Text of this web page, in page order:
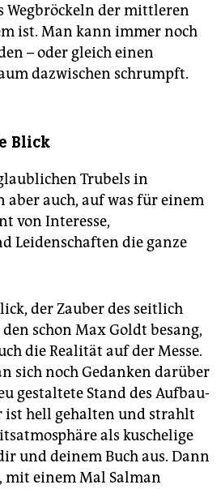
Wegbröckeln der mittleren
ist. Man kann immer noch
– oder gleich einen
dazwischen schrumpft.
Blick
Trubels in
auch, auf was für einem
von Interesse,
Leidenschaften die ganze
der Zauber des seitlich
schon Max Goldt besang,
die Realität auf der Messe.
sich noch Gedanken darüber
gestaltete Stand des Aufbau-
ist hell gehalten und strahlt
als kuschelige
und deinem Buch aus. Dann
mit einem Mal Salman